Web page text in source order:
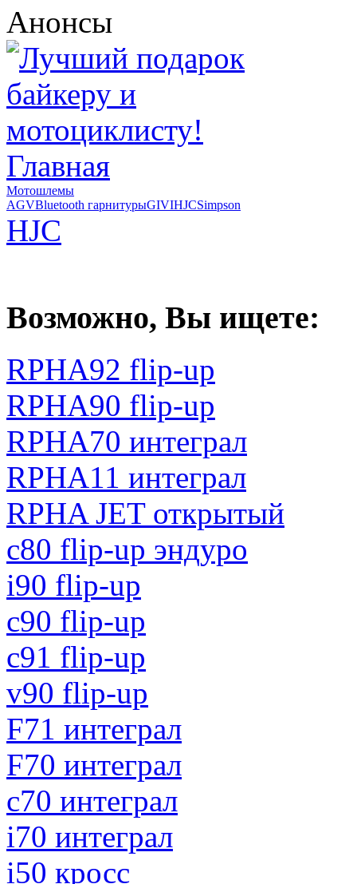
Анонсы
Главная
Мотошлемы
AGVBluetooth гарнитурыGIVIHJCSimpson
HJC
Возможно, Вы ищете:
RPHA92 flip-up
RPHA90 flip-up
RPHA70 интеграл
RPHA11 интеграл
RPHA JET открытый
с80 flip-up эндуро
i90 flip-up
c90 flip-up
c91 flip-up
v90 flip-up
F71 интеграл
F70 интеграл
c70 интеграл
i70 интеграл
i50 кросс